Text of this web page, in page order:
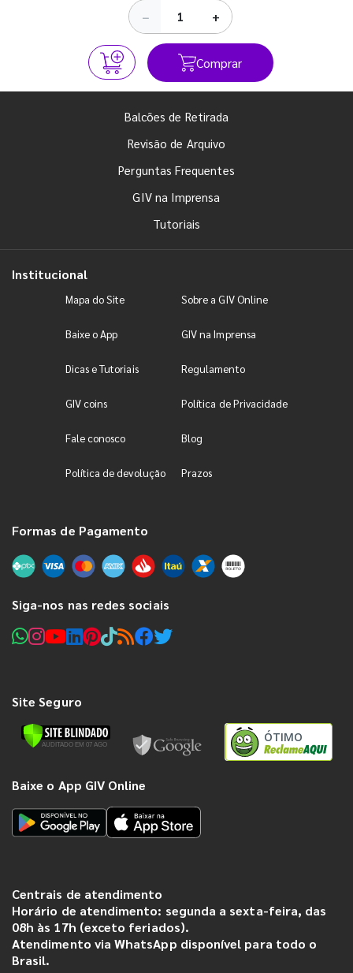
− +
Comprar
Balcões de Retirada
Revisão de Arquivo
Perguntas Frequentes
GIV na Imprensa
Tutoriais
Institucional
Mapa do Site Sobre a GIV Online
Baixe o App GIV na Imprensa
Dicas e Tutoriais Regulamento
GIV coins Política de Privacidade
Fale conosco Blog
Política de devolução Prazos
Formas de Pagamento
Siga-nos nas redes sociais
Site Seguro
ÓTIMO
Baixe o App GIV Online
Centrais de atendimento
Horário de atendimento: segunda a sexta-feira, das
08h às 17h (exceto feriados).
Atendimento via WhatsApp disponível para todo o
Brasil.